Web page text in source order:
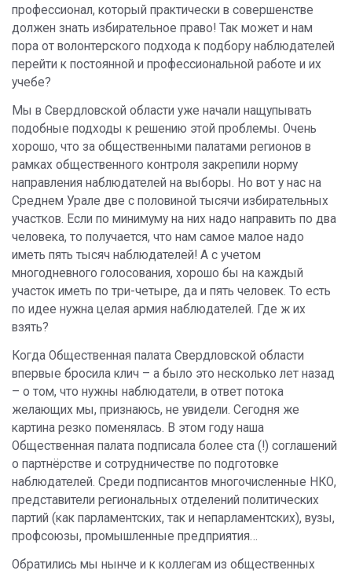
профессионал, который практически в совершенстве
должен знать избирательное право! Так может и нам
пора от волонтерского подхода к подбору наблюдателей
перейти к постоянной и профессиональной работе и их
учебе?
Мы в Свердловской области уже начали нащупывать
подобные подходы к решению этой проблемы. Очень
хорошо, что за общественными палатами регионов в
рамках общественного контроля закрепили норму
направления наблюдателей на выборы. Но вот у нас на
Среднем Урале две с половиной тысячи избирательных
участков. Если по минимуму на них надо направить по два
человека, то получается, что нам самое малое надо
иметь пять тысяч наблюдателей! А с учетом
многодневного голосования, хорошо бы на каждый
участок иметь по три-четыре, да и пять человек. То есть
по идее нужна целая армия наблюдателей. Где ж их
взять?
Когда Общественная палата Свердловской области
впервые бросила клич – а было это несколько лет назад
– о том, что нужны наблюдатели, в ответ потока
желающих мы, признаюсь, не увидели. Сегодня же
картина резко поменялась. В этом году наша
Общественная палата подписала более ста (!) соглашений
о партнёрстве и сотрудничестве по подготовке
наблюдателей. Среди подписантов многочисленные НКО,
представители региональных отделений политических
партий (как парламентских, так и непарламентских), вузы,
профсоюзы, промышленные предприятия…
Обратились мы нынче и к коллегам из общественных